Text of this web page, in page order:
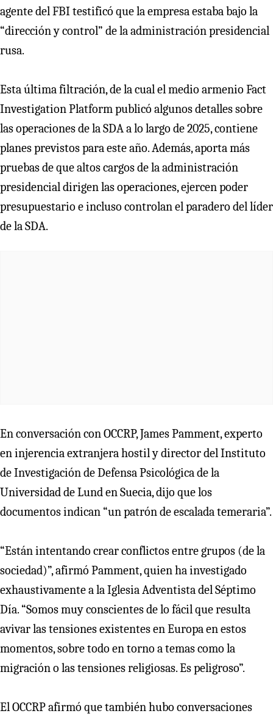
agente del FBI testificó que la empresa estaba bajo la
“dirección y control” de la administración presidencial
rusa.
Esta última filtración, de la cual el medio armenio Fact
Investigation Platform publicó algunos detalles sobre
las operaciones de la SDA a lo largo de 2025, contiene
planes previstos para este año. Además, aporta más
pruebas de que altos cargos de la administración
presidencial dirigen las operaciones, ejercen poder
presupuestario e incluso controlan el paradero del líder
de la SDA.
En conversación con OCCRP, James Pamment, experto
en injerencia extranjera hostil y director del Instituto
de Investigación de Defensa Psicológica de la
Universidad de Lund en Suecia, dijo que los
documentos indican “un patrón de escalada temeraria”.
“Están intentando crear conflictos entre grupos (de la
sociedad)”, afirmó Pamment, quien ha investigado
exhaustivamente a la Iglesia Adventista del Séptimo
Día. “Somos muy conscientes de lo fácil que resulta
avivar las tensiones existentes en Europa en estos
momentos, sobre todo en torno a temas como la
migración o las tensiones religiosas. Es peligroso”.
El OCCRP afirmó que también hubo conversaciones